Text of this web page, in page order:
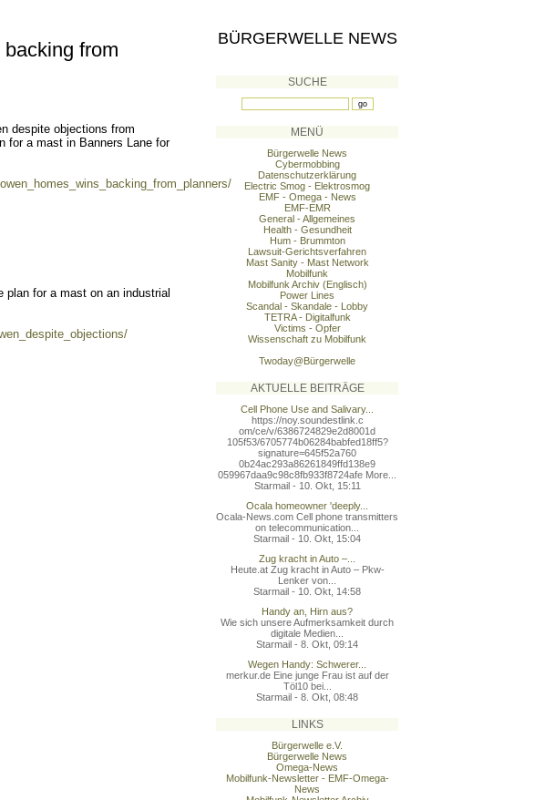
from
despite objections from
for a mast in Banners Lane for
for a mast on an industrial
BÜRGERWELLE NEWS
SUCHE
MENÜ
Bürgerwelle News
Cybermobbing
Datenschutzerklärung
Electric Smog - Elektrosmog
EMF - Omega - News
EMF-EMR
General - Allgemeines
Health - Gesundheit
Hum - Brummton
Lawsuit-Gerichtsverfahren
Mast Sanity - Mast Network
Mobilfunk
Mobilfunk Archiv (Englisch)
Power Lines
Scandal - Skandale - Lobby
TETRA - Digitalfunk
Victims - Opfer
Wissenschaft zu Mobilfunk
Twoday@Bürgerwelle
AKTUELLE BEITRÄGE
Cell Phone Use and Salivary...
https://noy.soundestlink.c
om/ce/v/6386724829e2d8001d
105f53/6705774b06284babfed18ff5?
signature=645f52a760
0b24ac293a86261849ffd138e9
059967daa9c98c8fb933f8724afe More...
Starmail - 10. Okt, 15:11
Ocala homeowner 'deeply...
Ocala-News.com Cell phone transmitters
on telecommunication...
Starmail - 10. Okt, 15:04
Zug kracht in Auto –...
Heute.at Zug kracht in Auto – Pkw-
Lenker von...
Starmail - 10. Okt, 14:58
Handy an, Hirn aus?
Wie sich unsere Aufmerksamkeit durch
digitale Medien...
Starmail - 8. Okt, 09:14
Wegen Handy: Schwerer...
merkur.de Eine junge Frau ist auf der
Töl10 bei...
Starmail - 8. Okt, 08:48
LINKS
Bürgerwelle e.V.
Bürgerwelle News
Omega-News
Mobilfunk-Newsletter - EMF-Omega-
News